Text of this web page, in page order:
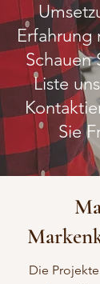
Erfahrung
Schauen
Liste
Sie
Die